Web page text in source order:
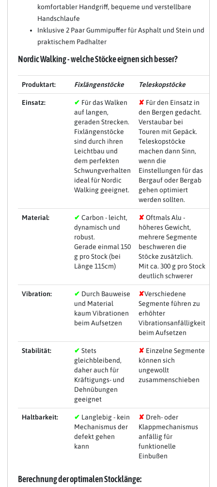
komfortabler Handgriff, bequeme und verstellbare
Handschlaufe
Inklusive 2 Paar Gummipuffer für Asphalt und Stein und
praktischem Padhalter
Nordic Walking - welche Stöcke eignen sich besser?
Produktart: Fixlängenstöcke Teleskopstöcke
Einsatz: ✔ Für das Walken
auf langen,
geraden Strecken.
Fixlängenstöcke
sind durch ihren
Leichtbau und
dem perfekten
Schwungverhalten
ideal für Nordic
Walking geeignet.
✘ Für den Einsatz in
den Bergen gedacht.
Verstaubar bei
Touren mit Gepäck.
Teleskopstöcke
machen dann Sinn,
wenn die
Einstellungen für das
Bergauf oder Bergab
gehen optimiert
werden sollten.
Material: ✔ Carbon - leicht,
dynamisch und
robust.
Gerade einmal 150
g pro Stock (bei
Länge 115cm)
✘ Oftmals Alu -
höheres Gewicht,
mehrere Segmente
beschweren die
Stöcke zusätzlich.
Mit ca. 300 g pro Stock
deutlich schwerer
Vibration: ✔ Durch Bauweise
und Material
kaum Vibrationen
beim Aufsetzen
✘Verschiedene
Segmente führen zu
erhöhter
Vibrationsanfälligkeit
beim Aufsetzen
Stabilität: ✔ Stets
gleichbleibend,
daher auch für
Kräftigungs- und
Dehnübungen
geeignet
✘ Einzelne Segmente
können sich
ungewollt
zusammenschieben
Haltbarkeit: ✔ Langlebig - kein
Mechanismus der
defekt gehen
kann
✘ Dreh- oder
Klappmechanismus
anfällig für
funktionelle
Einbußen
Berechnung der optimalen Stocklänge: